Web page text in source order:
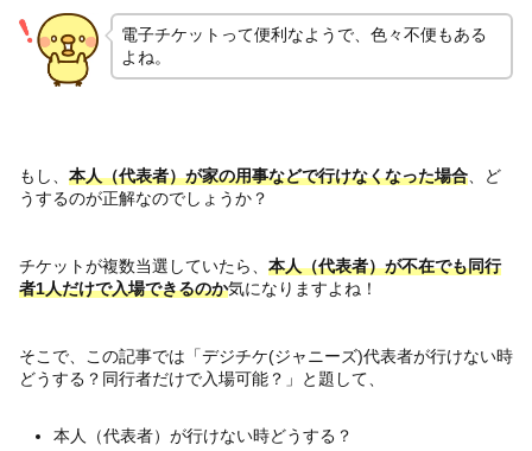
電子チケットって便利なようで、色々不便もある
よね。
もし、 本人（代表者）が家の用事などで行けなくなった場合、ど
うするのが正解なのでしょうか？
チケットが複数当選していたら、 本人（代表者）が不在でも同行
者1人だけで入場できるのか気になりますよね！
そこで、この記事では「デジチケ(ジャニーズ)代表者が行けない時
どうする？同行者だけで入場可能？」と題して、
本人（代表者）が行けない時どうする？